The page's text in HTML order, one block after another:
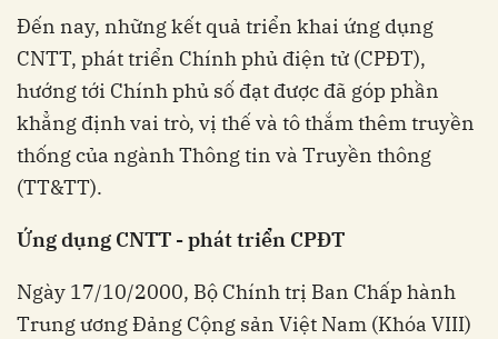
Đến nay, những kết quả triển khai ứng dụng
CNTT, phát triển Chính phủ điện tử (CPĐT),
hướng tới Chính phủ số đạt được đã góp phần
khẳng định vai trò, vị thế và tô thắm thêm truyền
thống của ngành Thông tin và Truyền thông
(TT&TT).
Ứng dụng CNTT - phát triển CPĐT
Ngày 17/10/2000, Bộ Chính trị Ban Chấp hành
Trung ương Đảng Cộng sản Việt Nam (Khóa VIII)